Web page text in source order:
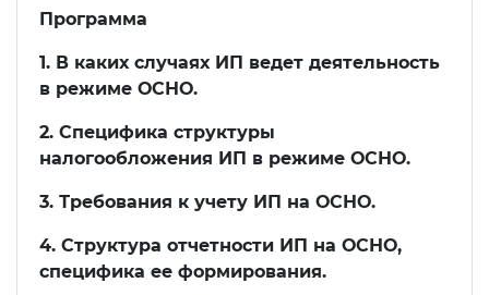
Программа
1. В каких случаях ИП ведет деятельность
в режиме ОСНО.
2. Специфика структуры
налогообложения ИП в режиме ОСНО.
3. Требования к учету ИП на ОСНО.
4. Структура отчетности ИП на ОСНО,
специфика ее формирования.